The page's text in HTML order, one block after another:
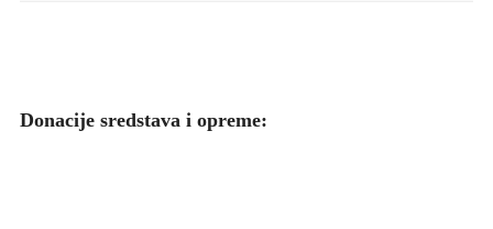
Donacije sredstava i opreme: